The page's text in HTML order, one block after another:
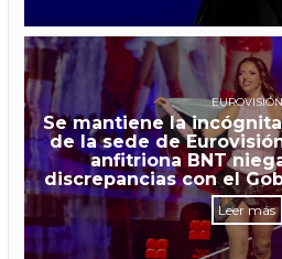
EUROVISIÓN
Se mantiene la
de la sede de
anfitriona BNT
discrepancias con el
Leer más